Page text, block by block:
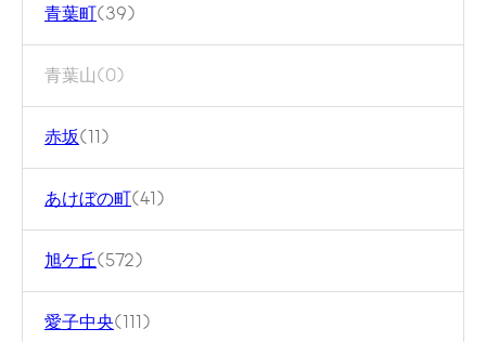
青葉町(39)
青葉山(0)
赤坂(11)
あけぼの町(41)
旭ケ丘(572)
愛子中央(111)